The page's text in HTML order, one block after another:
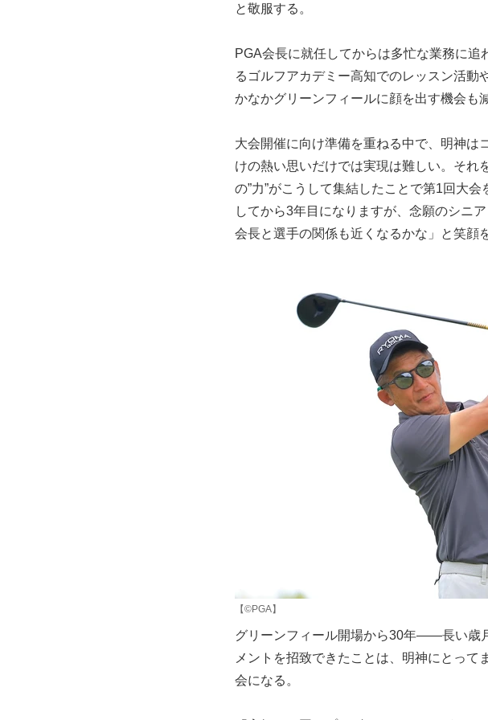
と敬服する。
PGA会長に就任してからは多忙な業務に
るゴルフアカデミー高知でのレッスン活動
かなかグリーンフィールに顔を出す機会も
大会開催に向け準備を重ねる中で、明神は
けの熱い思いだけでは実現は難しい。それ
の”力”がこうして集結したことで第1回大
してから3年目になりますが、念願のシニ
会長と選手の関係も近くなるかな」と笑顔
【©PGA】
グリーンフィール開場から30年――長い歳
メントを招致できたことは、明神にとっ
会になる。